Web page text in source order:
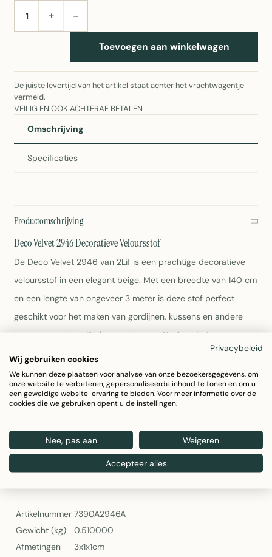
AANTAL+ −
Toevoegen aan winkelwagen
De juiste levertijd van het artikel staat achter het vrachtwagentje
vermeld.
VEILIG EN OOK ACHTERAF BETALEN
Omschrijving
Specificaties
Productomschrijving
Deco Velvet 2946 Decoratieve Veloursstof
De Deco Velvet 2946 van 2Lif is een prachtige decoratieve
veloursstof in een elegant beige. Met een breedte van 140 cm
en een lengte van ongeveer 3 meter is deze stof perfect
geschikt voor het maken van gordijnen, kussens en andere
woonaccessoires. De luxe velours geeft elke ruimte een
Breedte: 140 cm
Lengte: ± 3 meter
Artikelnummer: 7390A2946A
Deco Velvet 2946 – Decoratieve Veloursstof van 2Lif
Artikelnummer 7390A2946A
Gewicht (kg)
0.510000
Afmetingen
3x1x1cm
Privacybeleid
Wij gebruiken cookies
We kunnen deze plaatsen voor analyse van onze bezoekersgegevens, om
onze website te verbeteren, gepersonaliseerde inhoud te tonen en om u
een geweldige website-ervaring te bieden. Voor meer informatie over de
cookies die we gebruiken opent u de instellingen.
Nee, pas aan Weigeren
Accepteer alles